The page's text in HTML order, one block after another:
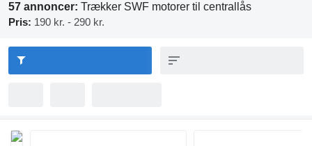
57 annoncer: Trækker SWF motorer til centrallås
Pris: 190 kr. - 290 kr.